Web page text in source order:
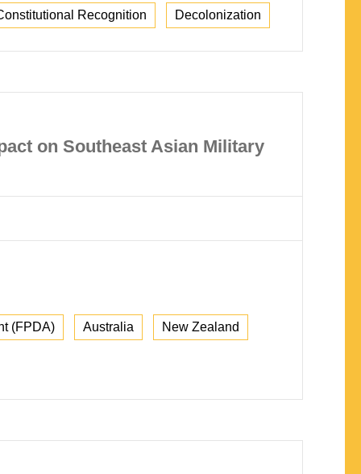
Recognition Decolonization
on Southeast Asian Military
(FPDA) Australia New Zealand